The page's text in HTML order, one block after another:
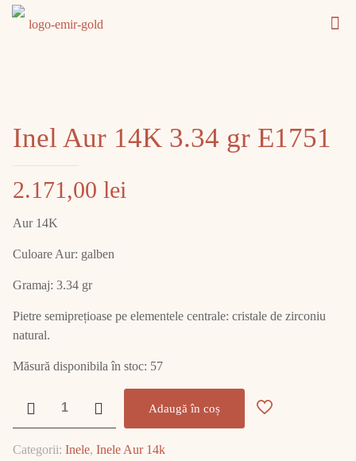
Inel Aur 14K 3.34 gr E1751
2.171,00 lei
Aur 14K
Culoare Aur: galben
Gramaj: 3.34 gr
Pietre semiprețioase pe elementele centrale: cristale de zirconiu
natural.
Măsură disponibila în stoc: 57
Inel
14K
Adaugă în coș
Categorii: Inele, Inele Aur 14k